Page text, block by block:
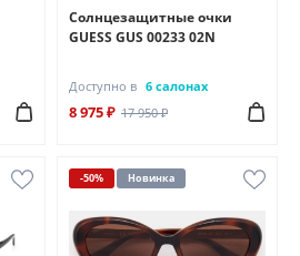
Солнцезащитные очки
GUESS GUS 00233 02N
Доступно в 6 салонах
8 975 ₽ 17 950 ₽
-50% Новинка